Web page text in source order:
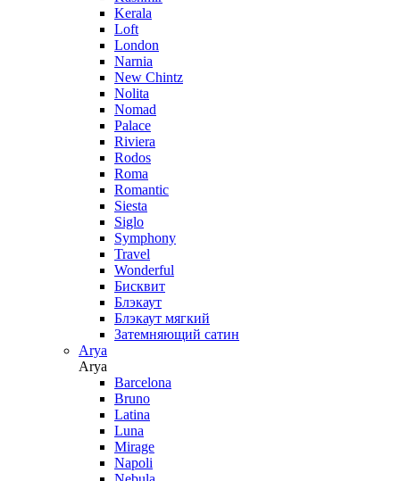
Kerala
Loft
London
Narnia
New Chintz
Nolita
Nomad
Palace
Riviera
Rodos
Roma
Romantic
Siesta
Siglo
Symphony
Travel
Wonderful
Бисквит
Блэкаут
Блэкаут мягкий
Затемняющий сатин
Arya
Arya
Barcelona
Bruno
Latina
Luna
Mirage
Napoli